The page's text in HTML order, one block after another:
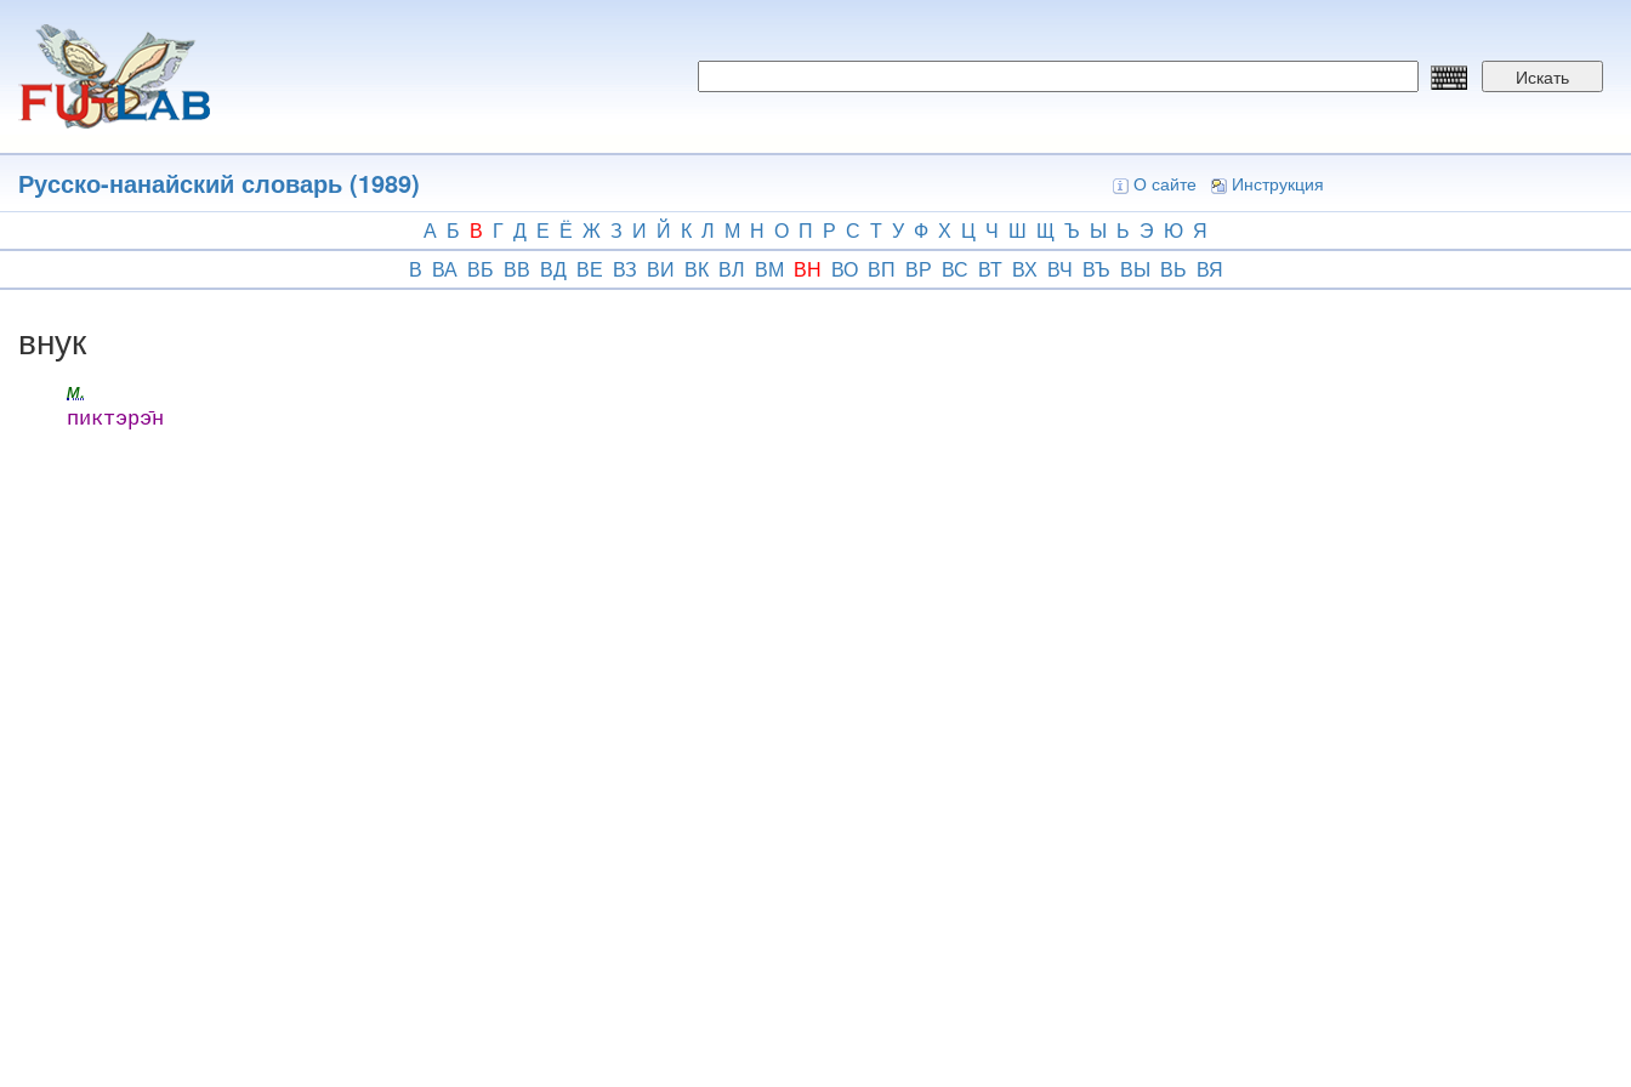
основному
содержанию
Искать
Русско-нанайский словарь (1989) О сайте Инструкция
А Б В Г Д Е Ё Ж З И Й К Л М Н О П Р С Т У Ф Х Ц Ч Ш Щ Ъ Ы Ь Э Ю Я
В ВА ВБ ВВ ВД ВЕ ВЗ ВИ ВК ВЛ ВМ ВН ВО ВП ВР ВС ВТ ВХ ВЧ ВЪ ВЫ ВЬ ВЯ
внук
м.
пиктэрэ̄н